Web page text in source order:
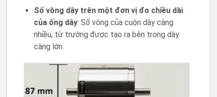
Số vòng dây trên một đơn vị đo chiều dài
của ống dây: Số vòng của cuộn dây càng
nhiều, từ trường được tạo ra bên trong dây
càng lớn.